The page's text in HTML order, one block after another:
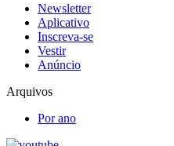
Newsletter
Aplicativo
Inscreva-se
Vestir
Anúncio
Arquivos
Por ano